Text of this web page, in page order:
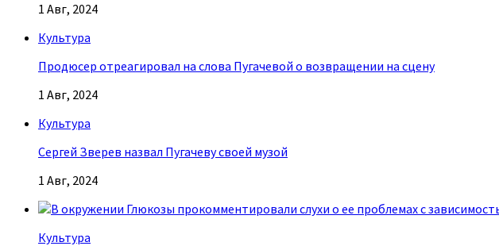
1 Авг, 2024
Культура
Продюсер отреагировал на слова Пугачевой о возвращении на сцену
1 Авг, 2024
Культура
Сергей Зверев назвал Пугачеву своей музой
1 Авг, 2024
Культура